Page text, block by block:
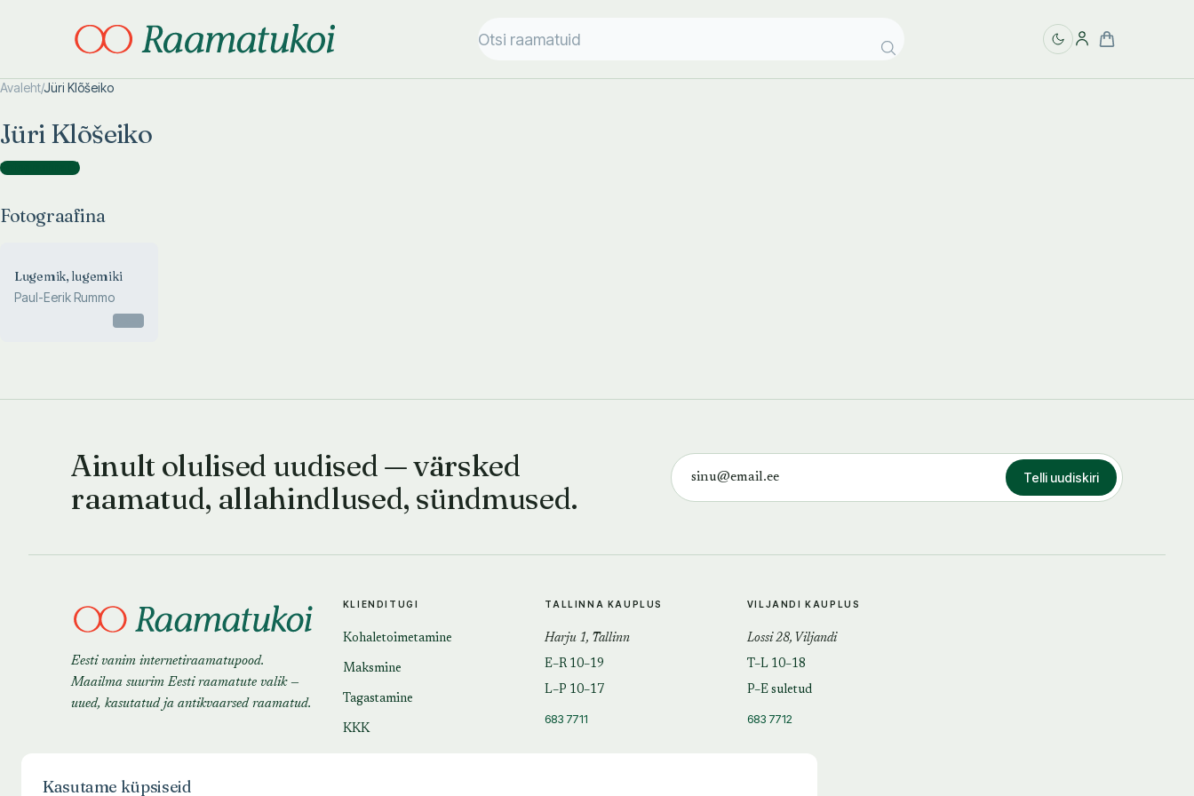
Avaleht/Jüri Klõšeiko
Jüri Klõšeiko
Fotograafina )
Fotograafina
Lugemik, lugemiki
Paul-Eerik Rummo
Ainult olulised uudised — värsked
raamatud, allahindlused, sündmused.
Telli uudiskiri
Eesti vanim internetiraamatupood.
Maailma suurim Eesti raamatute valik —
uued, kasutatud ja antikvaarsed raamatud.
KLIENDITUGI
Kohaletoimetamine
Maksmine
Tagastamine
KKK
TALLINNA KAUPLUS
Harju 1, Tallinn
E–R 10–19
L–P 10–17
683 7711
VILJANDI KAUPLUS
Lossi 28, Viljandi
T–L 10–18
P–E suletud
683 7712
Kasutame küpsiseid